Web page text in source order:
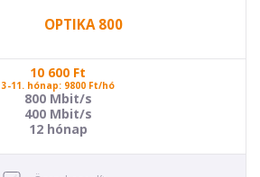
OPTIKA 800
10 600 Ft
3-11. hónap: 9800 Ft/hó
800 Mbit/s
400 Mbit/s
12 hónap